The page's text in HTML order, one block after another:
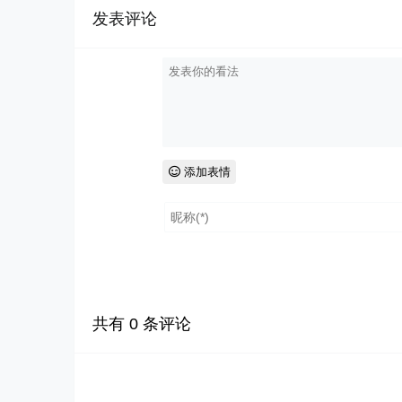
发表评论
添加表情
共有 0 条评论